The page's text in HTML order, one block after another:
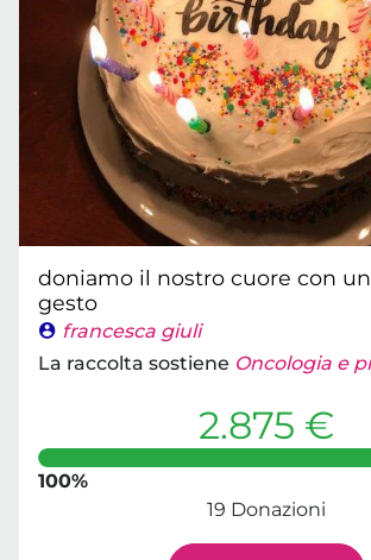
doniamo il nostro cuore con
gesto
francesca giuli
La raccolta sostiene Oncologia e
2.875 €
100%
19 Donazioni